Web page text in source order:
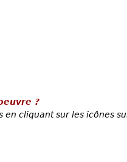
?
en cliquant sur les icônes